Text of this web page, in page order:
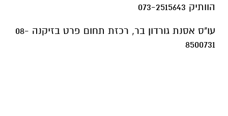
הוותיק 073-2515643
עו"ס אסנת גורדון בר, רכזת תחום פרט בזיקנה 08-
8500731